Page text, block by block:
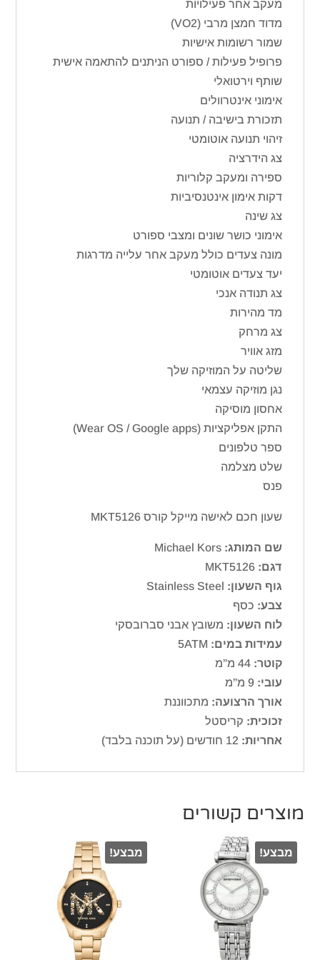
מעקב אחר פעילויות
מדוד חמצן מרבי (VO2)
שמור רשומות אישיות
פרופיל פעילות / ספורט הניתנים להתאמה אישית
שותף וירטואלי
אימוני אינטרוולים
תזכורת בישיבה / תנועה
זיהוי תנועה אוטומטי
צג הידרציה
ספירה ומעקב קלוריות
דקות אימון אינטנסיביות
צג שינה
אימוני כושר שונים ומצבי ספורט
מונה צעדים כולל מעקב אחר עלייה מדרגות
יעד צעדים אוטומטי
צג תנודה אנכי
מד מהירות
צג מרחק
מזג אוויר
שליטה על המוזיקה שלך
נגן מוזיקה עצמאי
אחסון מוסיקה
התקן אפליקציות (Wear OS / Google apps)
ספר טלפונים
שלט מצלמה
פנס
שעון חכם לאישה מייקל קורס MKT5126
שם המותג:Michael Kors
דגם: MKT5126
גוף השעון: Stainless Steel
צבע: כסף
לוח השעון: משובץ אבני סברובסקי
עמידות במים:
קוטר: 44 מ”מ
עובי: 9 מ”מ
אורך הרצועה: מתכווננת
זכוכית: קריסטל
אחריות:
מוצרים קשורים
מבצע! מבצע!